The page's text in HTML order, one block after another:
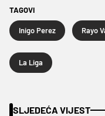
TAGOVI
Inigo Perez Rayo
La Liga
SLJEDEĆA VIJEST